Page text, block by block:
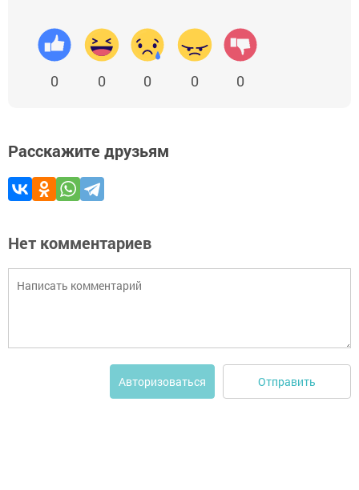
0 0 0 0 0
Расскажите друзьям
Нет комментариев
Авторизоваться Отправить